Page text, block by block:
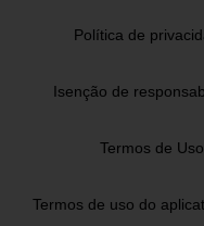
Política de
Isenção de
Termos de Uso
Termos de uso do